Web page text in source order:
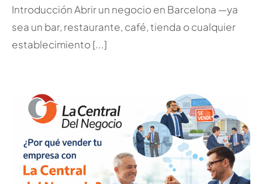
Introducción Abrir un negocio en Barcelona —ya
sea un bar, restaurante, café, tienda o cualquier
establecimiento [...]